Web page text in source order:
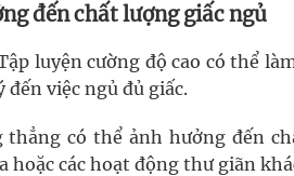
đến chất lượng giấc ngủ
luyện cường độ cao có thể
đến việc ngủ đủ giấc.
thẳng có thể ảnh hưởng đến
hoặc các hoạt động thư giãn